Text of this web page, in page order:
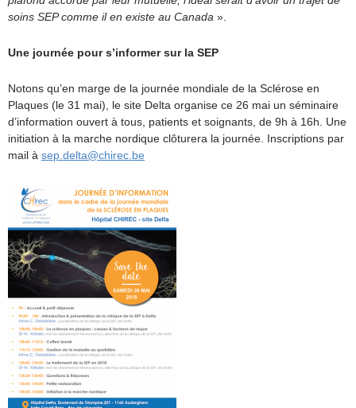
soins SEP comme il en existe au Canada ».
Une journée pour s’informer sur la SEP
Notons qu’en marge de la journée mondiale de la Sclérose en
Plaques (le 31 mai), le site Delta organise ce 26 mai un séminaire
d’information ouvert à tous, patients et soignants, de 9h à 16h. Une
initiation à la marche nordique clôturera la journée. Inscriptions par
mail à sep.delta@chirec.be